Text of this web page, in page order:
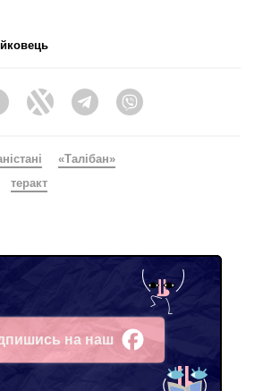
FacebookTwitter Telegram
«Талібан»
теракт
на наш